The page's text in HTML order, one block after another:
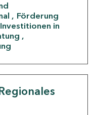
Förderung
Investitionen in